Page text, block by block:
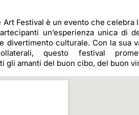
Festival è un evento che celebra
un’esperienza unica di
divertimento culturale. Con la sua
questo festival
gli amanti del buon cibo, del buon